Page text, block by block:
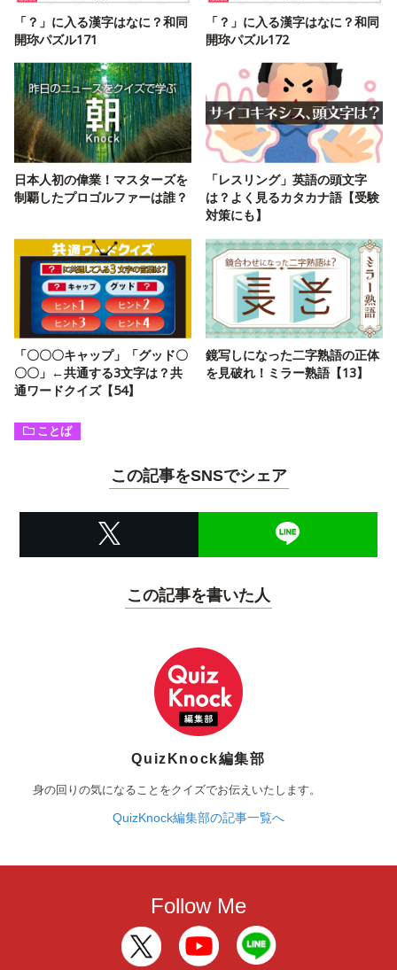
「？」に入る漢字はなに？和同
開珎パズル171
「？」に入る漢字はなに？和同
開珎パズル172
日本人初の偉業！マスターズを
制覇したプロゴルファーは誰？
「レスリング」英語の頭文字
は？よく見るカタカナ語【受験
対策にも】
「〇〇〇キャップ」「グッド〇
〇〇」←共通する3文字は？共
通ワードクイズ【54】
鏡写しになった二字熟語の正体
を見破れ！ミラー熟語【13】
ことば
この記事をSNSでシェア
この記事を書いた人
QuizKnock編集部
身の回りの気になることをクイズでお伝えいたします。
QuizKnock編集部の記事一覧へ
Follow Me